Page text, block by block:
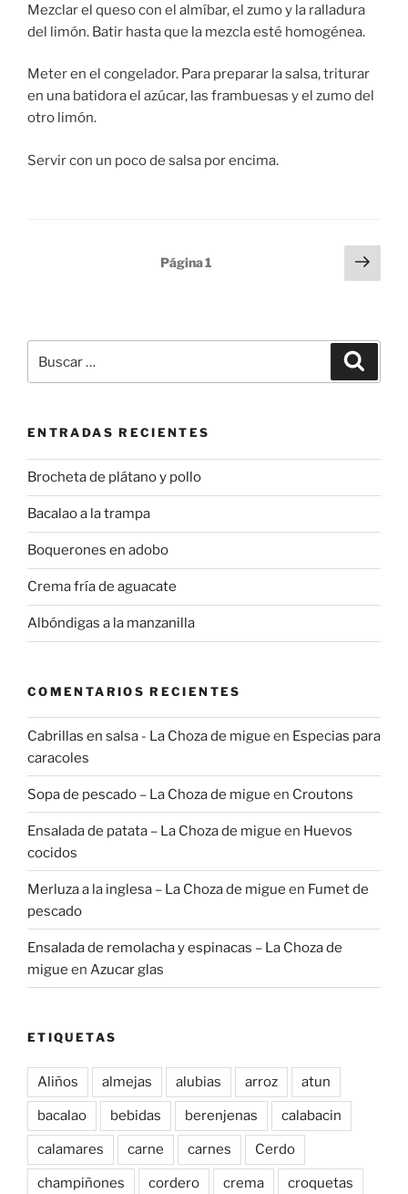
Mezclar el queso con el almíbar, el zumo y la ralladura
del limón. Batir hasta que la mezcla esté homogénea.
Meter en el congelador. Para preparar la salsa, triturar
en una batidora el azúcar, las frambuesas y el zumo del
otro limón.
Servir con un poco de salsa por encima.
Página1
por:
ENTRADAS RECIENTES
Brocheta de plátano y pollo
Bacalao a la trampa
Boquerones en adobo
Crema fría de aguacate
Albóndigas a la manzanilla
COMENTARIOS RECIENTES
Cabrillas en salsa - La Choza de migue en Especias para
caracoles
Sopa de pescado – La Choza de migue en Croutons
Ensalada de patata – La Choza de migue en Huevos
cocidos
Merluza a la inglesa – La Choza de migue en Fumet de
pescado
Ensalada de remolacha y espinacas – La Choza de
migue en Azucar glas
ETIQUETAS
Aliños almejas alubias arroz atun
bacalao bebidas berenjenas calabacin
calamares carne carnes Cerdo
champiñones cordero crema croquetas